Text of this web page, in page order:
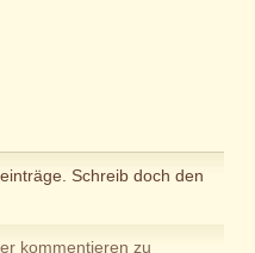
Schreib doch den
kommentieren zu